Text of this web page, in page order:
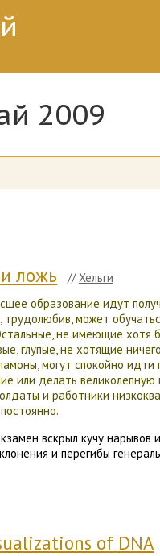
2009
ложь //Хельги
образование идут
трудолюбив, может
не имеющие хотя
глупые, не хотящие
могут спокойно идти
или делать
и работники
вскрыл кучу
и перегибы
of DNA